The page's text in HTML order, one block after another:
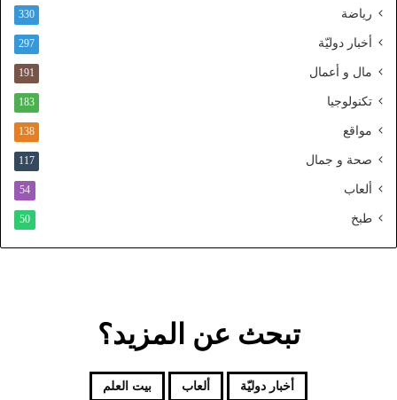
ط
ا
م
و
د
رياضة 330
أخبار دوليّة 297
مال و أعمال 191
تكنولوجيا 183
مواقع 138
صحة و جمال 117
ألعاب 54
طبخ 50
تبحث عن المزيد؟
أخبار دوليّة ألعاب بيت العلم